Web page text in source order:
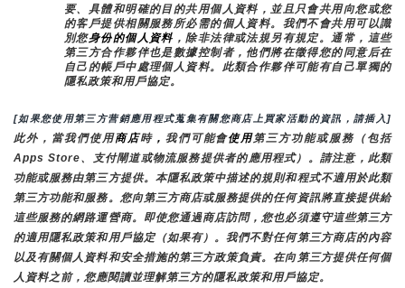
要、具體和明確的目的共用個人資料，並且只會共用向您或您
的客戶提供相關服務所必需的個人資料。我們不會共用可以識
別您身份的個人資料 ，除非法律或法規另有規定。通常，這些
第三方合作夥伴也是數據控制者，他們將在徵得您的同意后在
自己的帳戶中處理個人資料。此類合作夥伴可能有自己單獨的
隱私政策和用戶協定。
[如果您使用第三方营銷應用程式蒐集有關您商店上買家活動的資訊，請插入]
此外，當我們使用商店時， 我們可能會使用第三方功能或服務（包括
Apps Store、支付閘道或物流服務提供者的應用程式）。請注意，此類
功能或服務由第三方提供。本隱私政策中描述的規則和程式不適用於此類
第三方功能和服務。您向第三方商店或服務提供的任何資訊將直接提供給
這些服務的網路運營商。即使您通過商店訪問，您也必須遵守這些第三方
的適用隱私政策和用戶協定（如果有）。我們不對任何第三方商店的內容
以及有關個人資料和安全措施的第三方政策負責。在向第三方提供任何個
人資料之前，您應閱讀並理解第三方的隱私政策和用戶協定。